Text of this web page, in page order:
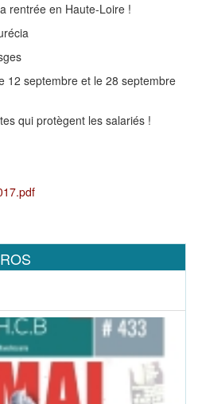
rentrée en Haute-Loire !
12 septembre et le 28 septembre
qui protègent les salariés !